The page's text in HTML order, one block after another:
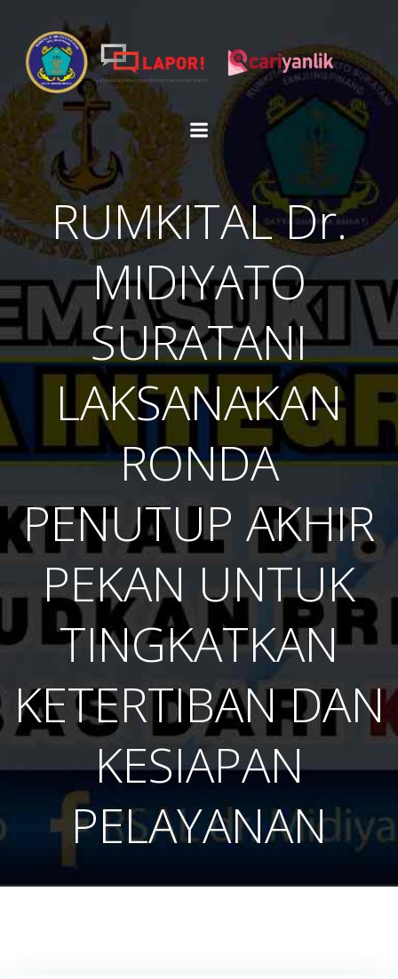
content
RUMKITAL Dr.
MIDIYATO
SURATANI
LAKSANAKAN
RONDA
PENUTUP AKHIR
PEKAN UNTUK
TINGKATKAN
KETERTIBAN DAN
KESIAPAN
PELAYANAN